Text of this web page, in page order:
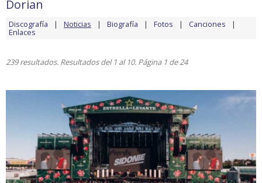
Dorian
Discografía Noticias Biografía Fotos Canciones
Enlaces
239 resultados. Resultados del 1 al 10. Página 1 de 24